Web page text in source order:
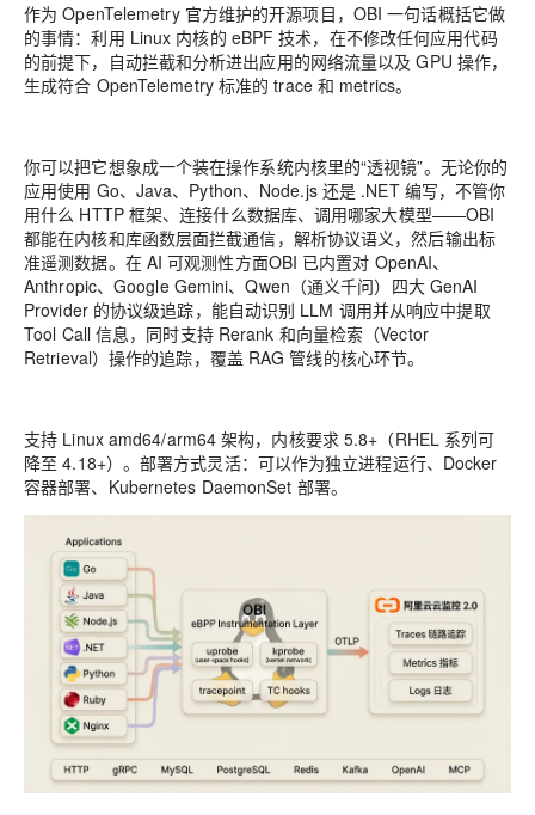
作为 OpenTelemetry 官方维护的开源项目，OBI 一句话概括它做
的事情：利用 Linux 内核的 eBPF 技术，在不修改任何应用代码
的前提下，自动拦截和分析进出应用的网络流量以及 GPU 操作，
生成符合 OpenTelemetry 标准的 trace 和 metrics。
你可以把它想象成一个装在操作系统内核里的“透视镜”。无论你的
应用使用 Go、Java、Python、Node.js 还是 .NET 编写，不管你
用什么 HTTP 框架、连接什么数据库、调用哪家大模型——OBI
都能在内核和库函数层面拦截通信，解析协议语义，然后输出标
准遥测数据。在 AI 可观测性方面OBI 已内置对 OpenAI、
Anthropic、Google Gemini、Qwen（通义千问）四大 GenAI
Provider 的协议级追踪，能自动识别 LLM 调用并从响应中提取
Tool Call 信息，同时支持 Rerank 和向量检索（Vector
Retrieval）操作的追踪，覆盖 RAG 管线的核心环节。
支持 Linux amd64/arm64 架构，内核要求 5.8+（RHEL 系列可
降至 4.18+）。部署方式灵活：可以作为独立进程运行、Docker
容器部署、Kubernetes DaemonSet 部署。